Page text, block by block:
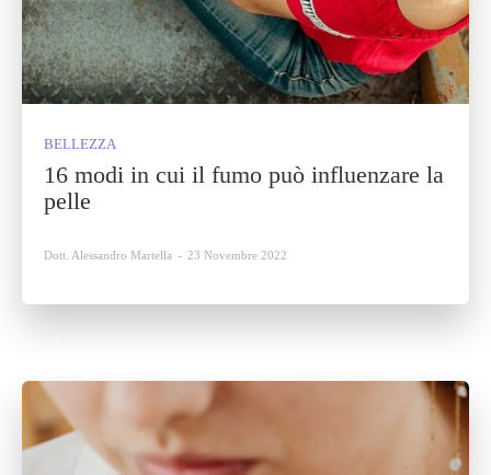
BELLEZZA
16 modi in cui il fumo può influenzare la
pelle
Dott. Alessandro Martella - 23 Novembre 2022